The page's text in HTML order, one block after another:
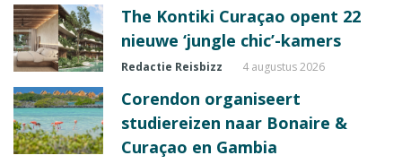
The Kontiki Curaçao opent 22
nieuwe ‘jungle chic’-kamers
Redactie Reisbizz 4 augustus 2026
Corendon organiseert
studiereizen naar Bonaire &
Curaçao en Gambia